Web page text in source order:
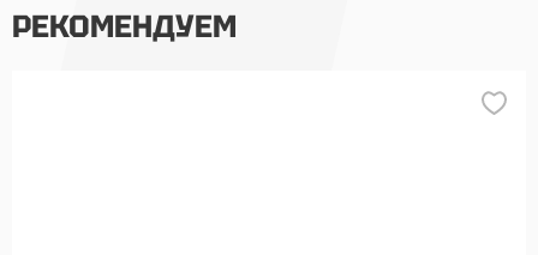
РЕКОМЕНДУЕМ